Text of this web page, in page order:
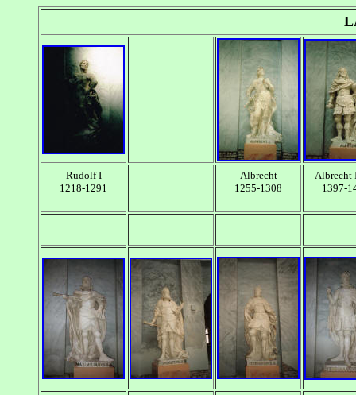
Rudolf I
1218-1291
Albrecht
1255-1308
Albrecht
1397-